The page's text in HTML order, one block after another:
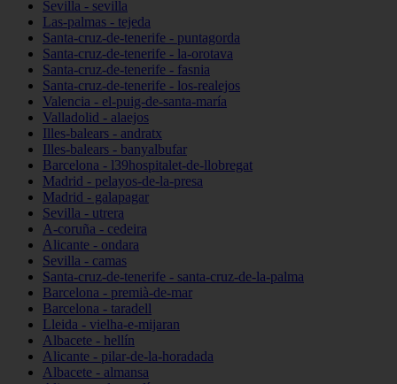
Sevilla - sevilla
Las-palmas - tejeda
Santa-cruz-de-tenerife - puntagorda
Santa-cruz-de-tenerife - la-orotava
Santa-cruz-de-tenerife - fasnia
Santa-cruz-de-tenerife - los-realejos
Valencia - el-puig-de-santa-maría
Valladolid - alaejos
Illes-balears - andratx
Illes-balears - banyalbufar
Barcelona - l39hospitalet-de-llobregat
Madrid - pelayos-de-la-presa
Madrid - galapagar
Sevilla - utrera
A-coruña - cedeira
Alicante - ondara
Sevilla - camas
Santa-cruz-de-tenerife - santa-cruz-de-la-palma
Barcelona - premià-de-mar
Barcelona - taradell
Lleida - vielha-e-mijaran
Albacete - hellín
Alicante - pilar-de-la-horadada
Albacete - almansa